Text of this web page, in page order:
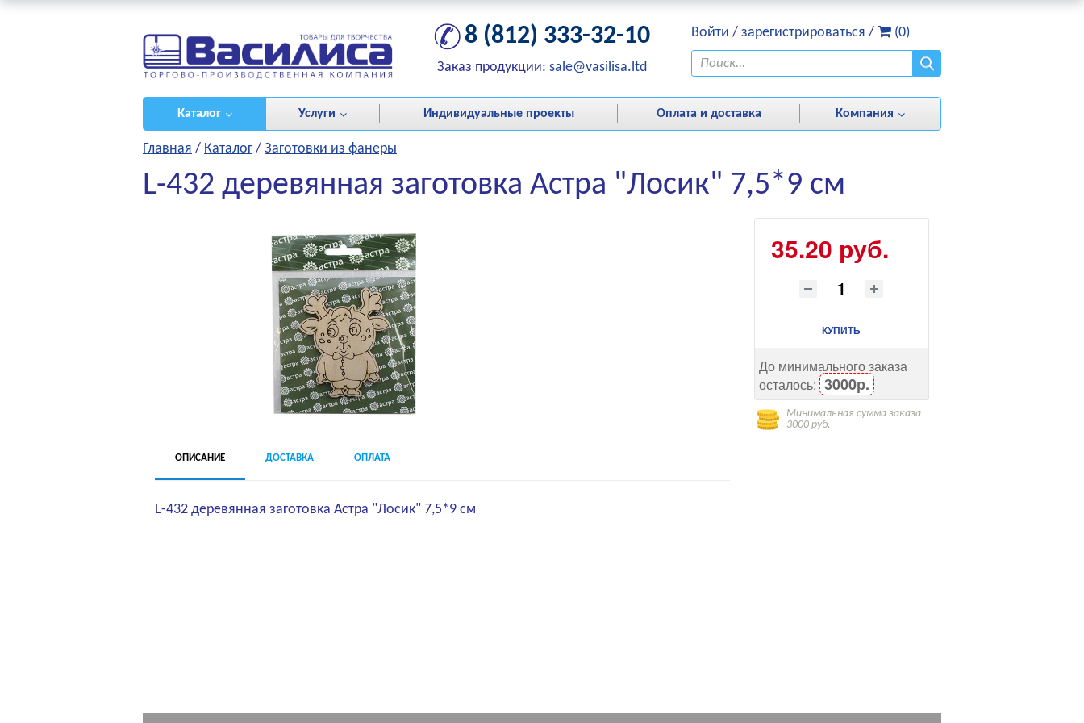
8 (812) 333-32-10
Заказ продукции: sale@vasilisa.ltd
Войти / зарегистрироваться / (0)
Каталог Услуги Индивидуальные проекты Оплата и доставка Компания
Главная / Каталог / Заготовки из фанеры
L-432 деревянная заготовка Астра "Лосик" 7,5*9 см
35.20 руб.
КУПИТЬ
До минимального заказа
осталось: 3000р.
Минимальная сумма заказа
3000 руб.
ОПИСАНИЕ ДОСТАВКА ОПЛАТА
L-432 деревянная заготовка Астра "Лосик" 7,5*9 см